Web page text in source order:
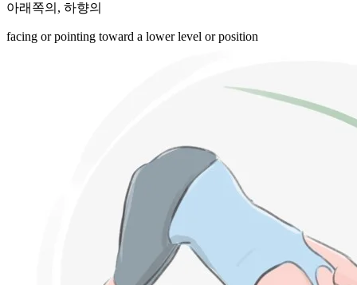
아래쪽의 , 하향의
facing or pointing toward a lower level or position